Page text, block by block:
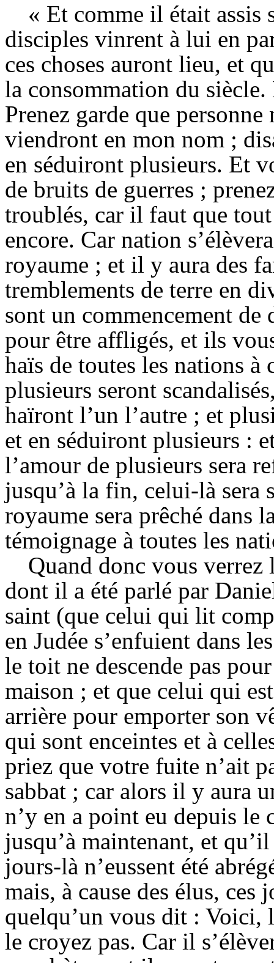
« Et comme il était assis
disciples vinrent à lui en
ces choses auront lieu, et
la consommation du
Prenez garde que
viendront en mon nom ;
en séduiront plusieurs. Et
de bruits de guerres ;
troublés, car il faut que
encore. Car nation
royaume ; et il y aura des
tremblements de terre en
sont un commencement
pour être affligés, et ils
haïs de toutes les nations à
plusieurs seront
haïront l’un l’autre ; et
et en séduiront plusieurs :
l’amour de plusieurs sera
jusqu’à la fin, celui-là sera
royaume sera prêché dans
témoignage à toutes les
Quand donc vous
dont il a été parlé par
saint (que celui qui lit
en Judée s’enfuient dans
le toit ne descende pas
maison ; et que celui qui
arrière pour emporter son
qui sont enceintes et à
priez que votre fuite n’ait
sabbat ; car alors il y aura
n’y en a point eu depuis le
jusqu’à maintenant, et
jours-là n’eussent été
mais, à cause des élus,
quelqu’un vous dit : Voici,
le croyez pas. Car il